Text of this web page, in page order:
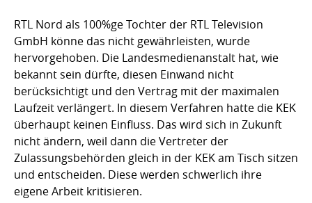
RTL Nord als 100%ge Tochter der RTL Television
GmbH könne das nicht gewährleisten, wurde
hervorgehoben. Die Landesmedienanstalt hat, wie
bekannt sein dürfte, diesen Einwand nicht
berücksichtigt und den Vertrag mit der maximalen
Laufzeit verlängert. In diesem Verfahren hatte die KEK
überhaupt keinen Einfluss. Das wird sich in Zukunft
nicht ändern, weil dann die Vertreter der
Zulassungsbehörden gleich in der KEK am Tisch sitzen
und entscheiden. Diese werden schwerlich ihre
eigene Arbeit kritisieren.